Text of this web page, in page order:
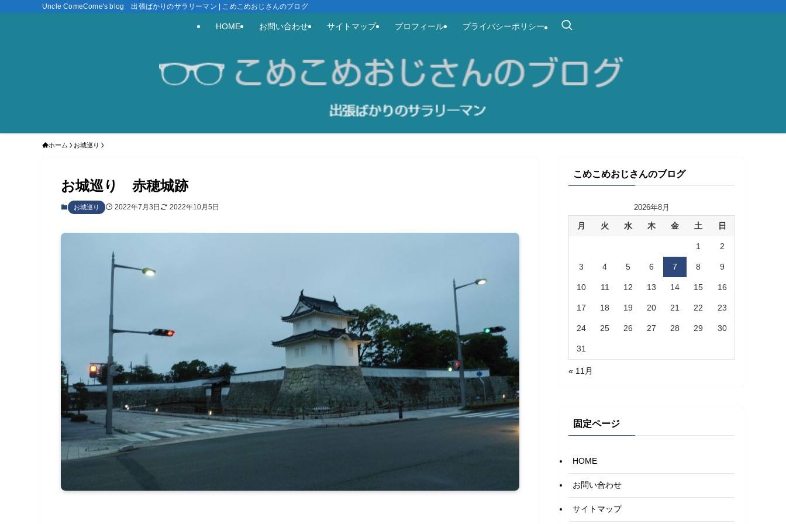
Uncle ComeCome's blog 出張ばかりのサラリーマン | こめこめおじさんのブログ
HOME お問い合わせ サイトマップ プロフィール プライバシーポリシー
ホーム お城巡り
お城巡り 赤穂城跡
お城巡り 2022年7月3日 2022年10月5日
こめこめおじさんのブログ
2026年8月
月 火 水 木 金 土 日
1 2
3 4 5 6 7 8 9
10 11 12 13 14 15 16
17 18 19 20 21 22 23
24 25 26 27 28 29 30
31
« 11月
固定ページ
HOME
お問い合わせ
サイトマップ